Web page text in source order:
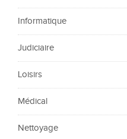
Informatique
Judiciaire
Loisirs
Médical
Nettoyage